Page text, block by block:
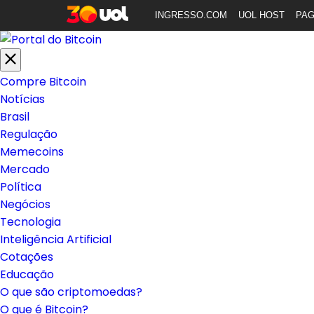
INGRESSO.COM UOL HOST
Compre Bitcoin
Notícias
Brasil
Regulação
Memecoins
Mercado
Política
Negócios
Tecnologia
Inteligência Artificial
Cotações
Educação
O que são criptomoedas?
O que é Bitcoin?